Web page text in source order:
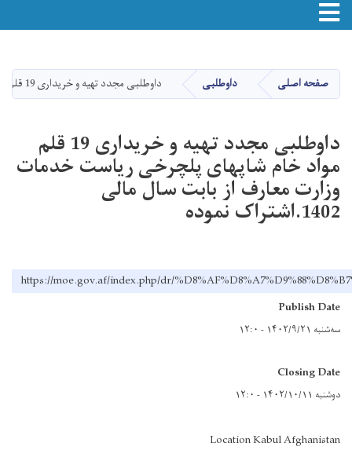
main
content
Toggle navigation
صفحه اصلی داوطلبی داوطلبی مجدد تهیه و خریداری 19 قلم مواد خام شاپهای پلچرخی ریاست خدمات وزارت معارف از بابت سال مالی 1402.اشتراک نموده
داوطلبی مجدد تهیه و خریداری 19 قلم
مواد خام شاپهای پلچرخی ریاست خدمات
وزارت معارف از بابت سال مالی
1402.اشتراک نموده
https://moe.gov.af/index.php/dr/
Publish Date
سه‌شنبه ۱۴۰۲/۹/۲۱ - ۱۲:۰
Closing Date
دوشنبه ۱۴۰۲/۱۰/۱۱ - ۱۲:۰
Location Kabul Afghanistan